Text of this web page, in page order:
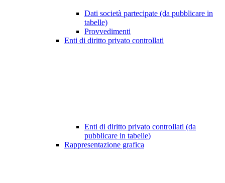
Dati società partecipate (da pubblicare in
tabelle)
Provvedimenti
Enti di diritto privato controllati
Enti di diritto privato controllati (da
pubblicare in tabelle)
Rappresentazione grafica